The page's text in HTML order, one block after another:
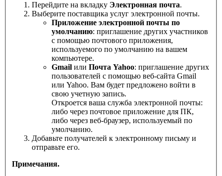
Перейдите на вкладку Электронная почта.
Выберите поставщика услуг электронной почты.
Приложение электронной почты по
умолчанию: приглашение других участников
с помощью почтового приложения,
используемого по умолчанию на вашем
компьютере.
Gmail или Почта Yahoo: приглашение других
пользователей с помощью веб-сайта Gmail
или Yahoo. Вам будет предложено войти в
свою учетную запись.
Откроется ваша служба электронной почты:
либо через почтовое приложение для ПК,
либо через веб-браузер, используемый по
умолчанию.
Добавьте получателей к электронному письму и
отправьте его.
Примечания.